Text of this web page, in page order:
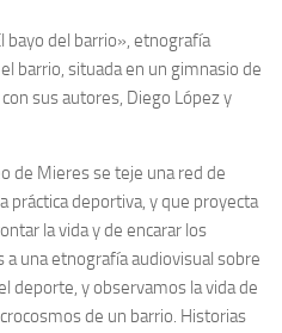
bayo del barrio», etnografía
barrio, situada en un gimnasio de
sus autores, Diego López y
de Mieres se teje una red de
práctica deportiva, y que proyecta
la vida y de encarar los
una etnografía audiovisual sobre
deporte, y observamos la vida de
de un barrio. Historias